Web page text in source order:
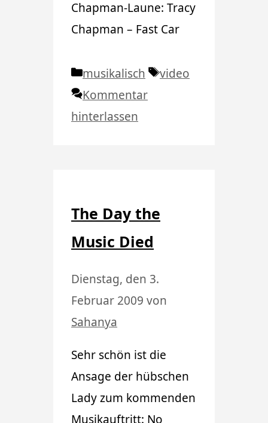
Chapman-Laune: Tracy
Chapman – Fast Car
Kategorien
musikalisch Schlagwörter
video
Kommentar
hinterlassen
The Day the
Music Died
Dienstag, den 3.
Februar 2009 von
Sahanya
Sehr schön ist die
Ansage der hübschen
Lady zum kommenden
Musikauftritt: No